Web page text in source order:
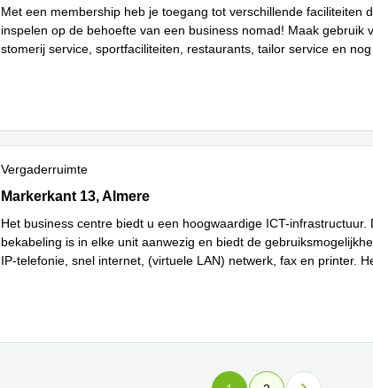
Met een membership heb je toegang tot verschillende faciliteiten
inspelen op de behoefte van een business nomad! Maak gebruik
stomerij service, sportfaciliteiten, restaurants, tailor service en
Vergaderruimte
Markerkant 13-10, Almere
Markerkant 13, Almere
Het business centre biedt u een hoogwaardige ICT-infrastructuur.
bekabeling is in elke unit aanwezig en biedt de
IP-telefonie, snel internet, (virtuele LAN) netwerk, fax en printer.